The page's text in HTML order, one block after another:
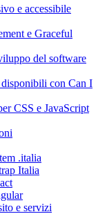
e accessibile
e Graceful
del software
con Can I
CSS e JavaScript
.italia
Italia
e servizi